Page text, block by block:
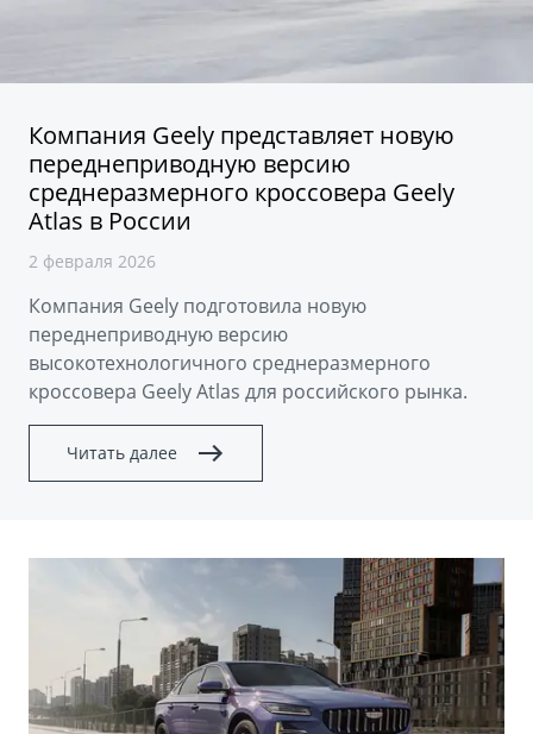
от 4 349 990 ₽* от 3 079 990 ₽*
Автокредит
Расчет КАСКО
Страхование
GEELY Лизинг
ПОДДЕРЖКА
Помощь на дорогах
Гарантия Geely
Сервисная книжка
Вопросы и ответы
Компания Geely представляет новую
переднеприводную версию
среднеразмерного кроссовера Geely
Atlas в России
2 февраля 2026
Компания Geely подготовила новую
переднеприводную версию
высокотехнологичного среднеразмерного
кроссовера Geely Atlas для российского рынка.
Читать далее